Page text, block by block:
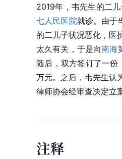
2019年，韦先生的二
七人民医院就诊。由于
的二儿子状况恶化，医
太久有关，于是向南海
随后，双方签订了一
万元。之后，韦先生认
律师协会经审查决定立
注释